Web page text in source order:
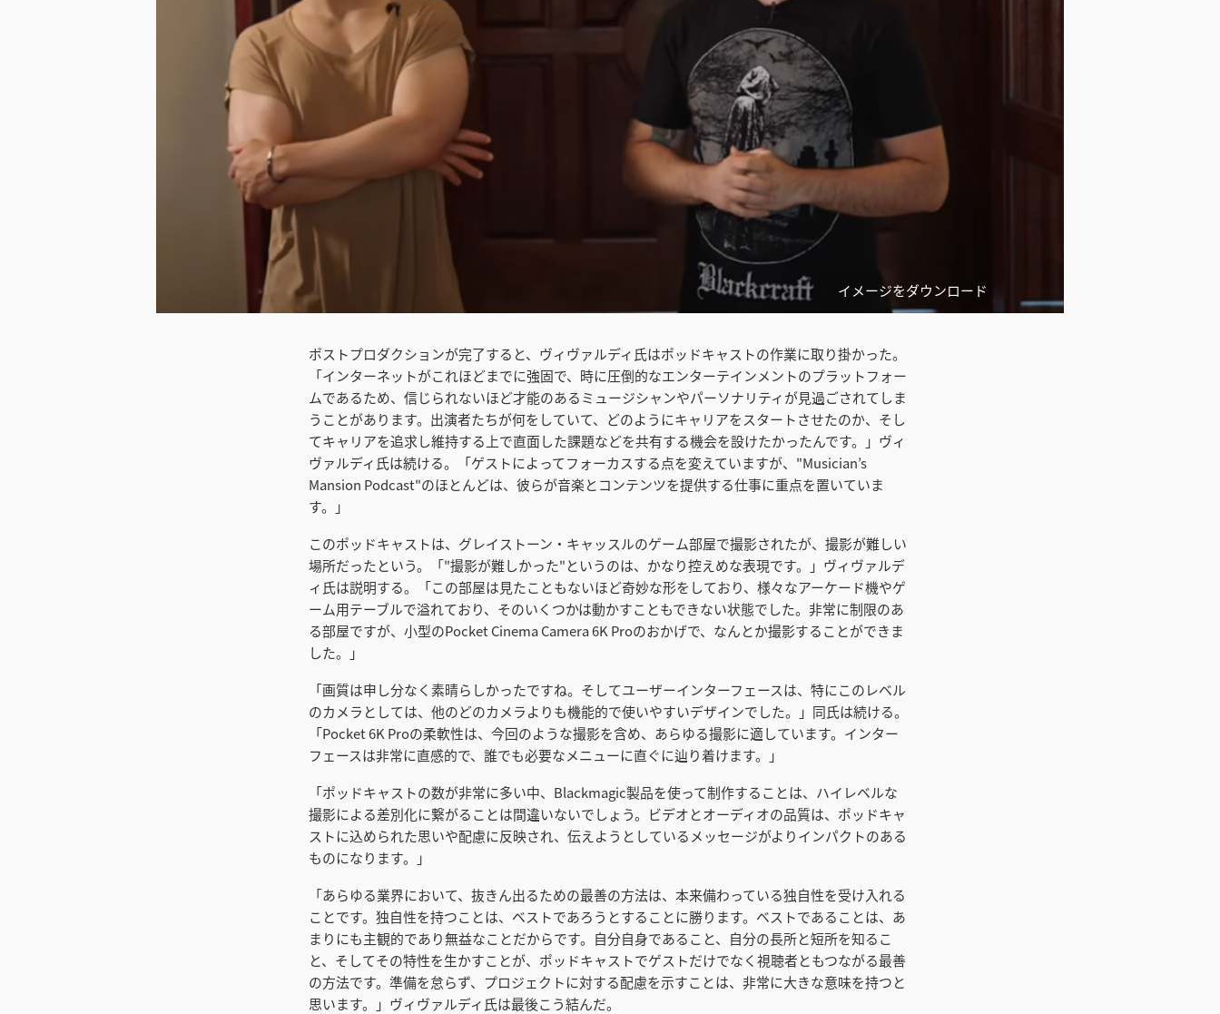
イメージをダウンロード
ポストプロダクションが完了すると、ヴィヴァルディ氏はポッドキャストの作業に取り掛かった。
「インターネットがこれほどまでに強固で、時に圧倒的なエンターテインメントのプラットフォー
ムであるため、信じられないほど才能のあるミュージシャンやパーソナリティが見過ごされてしま
うことがあります。出演者たちが何をしていて、どのようにキャリアをスタートさせたのか、そし
てキャリアを追求し維持する上で直面した課題などを共有する機会を設けたかったんです。」ヴィ
ヴァルディ氏は続ける。「ゲストによってフォーカスする点を変えていますが、"Musician’s
Mansion Podcast"のほとんどは、彼らが音楽とコンテンツを提供する仕事に重点を置いていま
す。」
このポッドキャストは、グレイストーン・キャッスルのゲーム部屋で撮影されたが、撮影が難しい
場所だったという。「"撮影が難しかった"というのは、かなり控えめな表現です。」ヴィヴァルデ
ィ氏は説明する。「この部屋は見たこともないほど奇妙な形をしており、様々なアーケード機やゲ
ーム用テーブルで溢れており、そのいくつかは動かすこともできない状態でした。非常に制限のあ
る部屋ですが、小型のPocket Cinema Camera 6K Proのおかげで、なんとか撮影することができま
した。」
「画質は申し分なく素晴らしかったですね。そしてユーザーインターフェースは、特にこのレベル
のカメラとしては、他のどのカメラよりも機能的で使いやすいデザインでした。」同氏は続ける。
「Pocket 6K Proの柔軟性は、今回のような撮影を含め、あらゆる撮影に適しています。インター
フェースは非常に直感的で、誰でも必要なメニューに直ぐに辿り着けます。」
「ポッドキャストの数が非常に多い中、Blackmagic製品を使って制作することは、ハイレベルな
撮影による差別化に繋がることは間違いないでしょう。ビデオとオーディオの品質は、ポッドキャ
ストに込められた思いや配慮に反映され、伝えようとしているメッセージがよりインパクトのある
ものになります。」
「あらゆる業界において、抜きん出るための最善の方法は、本来備わっている独自性を受け入れる
ことです。独自性を持つことは、ベストであろうとすることに勝ります。ベストであることは、あ
まりにも主観的であり無益なことだからです。自分自身であること、自分の長所と短所を知るこ
と、そしてその特性を生かすことが、ポッドキャストでゲストだけでなく視聴者ともつながる最善
の方法です。準備を怠らず、プロジェクトに対する配慮を示すことは、非常に大きな意味を持つと
思います。」ヴィヴァルディ氏は最後こう結んだ。